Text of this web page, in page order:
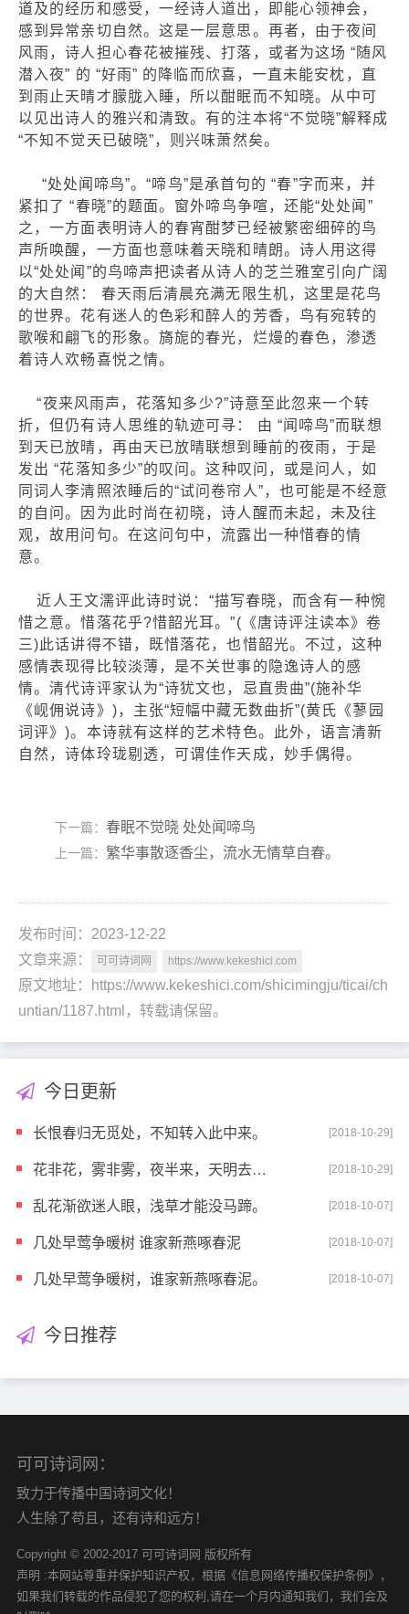
道及的经历和感受，一经诗人道出，即能心领神会，
感到异常亲切自然。这是一层意思。再者，由于夜间
风雨，诗人担心春花被摧残、打落，或者为这场 “随风
潜入夜” 的 “好雨” 的降临而欣喜，一直未能安枕，直
到雨止天晴才朦胧入睡，所以酣眠而不知晓。从中可
以见出诗人的雅兴和清致。有的注本将“不觉晓”解释成
“不知不觉天已破晓”，则兴味萧然矣。
“处处闻啼鸟”。“啼鸟”是承首句的 “春”字而来，并
紧扣了 “春晓”的题面。窗外啼鸟争喧，还能“处处闻”
之，一方面表明诗人的春宵酣梦已经被繁密细碎的鸟
声所唤醒，一方面也意味着天晓和晴朗。诗人用这得
以“处处闻”的鸟啼声把读者从诗人的芝兰雅室引向广阔
的大自然： 春天雨后清晨充满无限生机，这里是花鸟
的世界。花有迷人的色彩和醉人的芳香，鸟有宛转的
歌喉和翩飞的形象。旖旎的春光，烂熳的春色，渗透
着诗人欢畅喜悦之情。
“夜来风雨声，花落知多少?”诗意至此忽来一个转
折，但仍有诗人思维的轨迹可寻： 由 “闻啼鸟”而联想
到天已放晴，再由天已放晴联想到睡前的夜雨，于是
发出 “花落知多少”的叹问。这种叹问，或是问人，如
同词人李清照浓睡后的“试问卷帘人”，也可能是不经意
的自问。因为此时尚在初晓，诗人醒而未起，未及往
观，故用问句。在这问句中，流露出一种惜春的情
意。
近人王文濡评此诗时说：“描写春晓，而含有一种惋
惜之意。惜落花乎?惜韶光耳。”(《唐诗评注读本》卷
三)此话讲得不错，既惜落花，也惜韶光。不过，这种
感情表现得比较淡薄，是不关世事的隐逸诗人的感
情。清代诗评家认为“诗犹文也，忌直贵曲”(施补华
《岘佣说诗》)，主张“短幅中藏无数曲折”(黄氏《蓼园
词评》)。本诗就有这样的艺术特色。此外，语言清新
自然，诗体玲珑剔透，可谓佳作天成，妙手偶得。
下一篇： 春眠不觉晓 处处闻啼鸟
上一篇： 繁华事散逐香尘，流水无情草自春。
发布时间：2023-12-22
文章来源：
可可诗词网 https://www.kekeshici.com
原文地址：https://www.kekeshici.com/shicimingju/ticai/ch
untian/1187.html，转载请保留。
今日更新
长恨春归无觅处，不知转入此中来。 [2018-10-29]
花非花，雾非雾，夜半来，天明去。来如春梦几多时，去 [2018-10-29]
乱花渐欲迷人眼，浅草才能没马蹄。 [2018-10-07]
几处早莺争暖树 谁家新燕啄春泥 [2018-10-07]
几处早莺争暖树，谁家新燕啄春泥。 [2018-10-07]
今日推荐
可可诗词网：
致力于传播中国诗词文化！
人生除了苟且，还有诗和远方！
Copyright © 2002-2017 可可诗词网 版权所有
声明 :本网站尊重并保护知识产权，根据《信息网络传播权保护条例》，
如果我们转载的作品侵犯了您的权利,请在一个月内通知我们，我们会及